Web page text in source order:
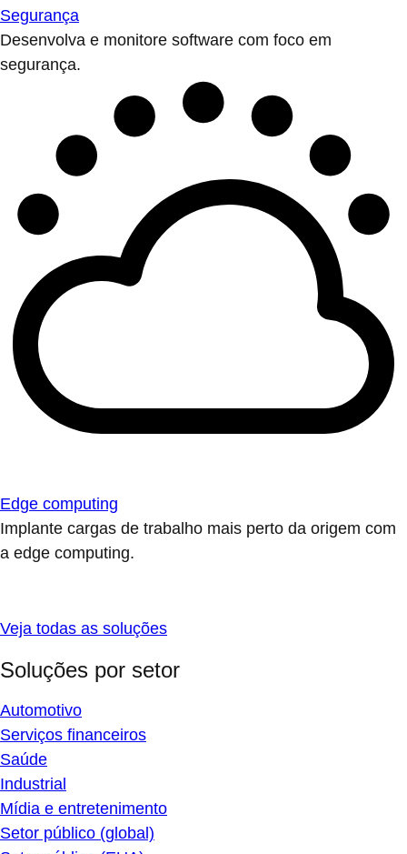
Segurança
Desenvolva e monitore software com foco em
segurança.
Edge computing
Implante cargas de trabalho mais perto da origem com
a edge computing.
Veja todas as soluções
Soluções por setor
Automotivo
Serviços financeiros
Saúde
Industrial
Mídia e entretenimento
Setor público (global)